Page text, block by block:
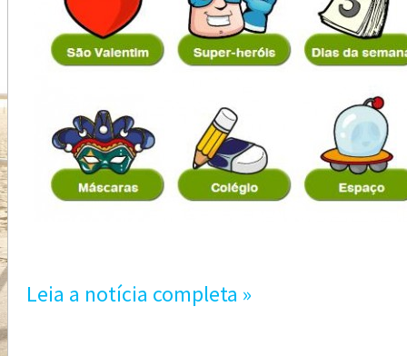
Leia a notícia completa »